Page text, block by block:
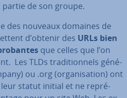
de son groupe.
des nouveaux domaines de
d’obtenir des URLs bien
que celles que l’on
Les TLDs tra­di­tion­nels gé­né­
ou .org (or­ga­ni­sa­tion) ont
statut initial et ne re­pré­